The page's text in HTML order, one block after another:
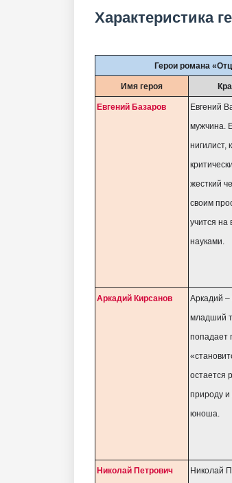
Характеристика
Герои романа
Имя героя
Евгений Базаров
Евгений
мужчина.
нигилист,
жесткий
своим
учится на
науками.
Аркадий Кирсанов
Аркадий
младший
попадает
остается
природу и
юноша.
Николай Петрович
Николай